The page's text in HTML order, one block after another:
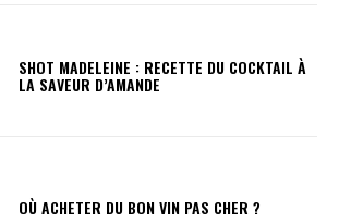
SHOT MADELEINE : RECETTE DU COCKTAIL À
LA SAVEUR D’AMANDE
OÙ ACHETER DU BON VIN PAS CHER ?